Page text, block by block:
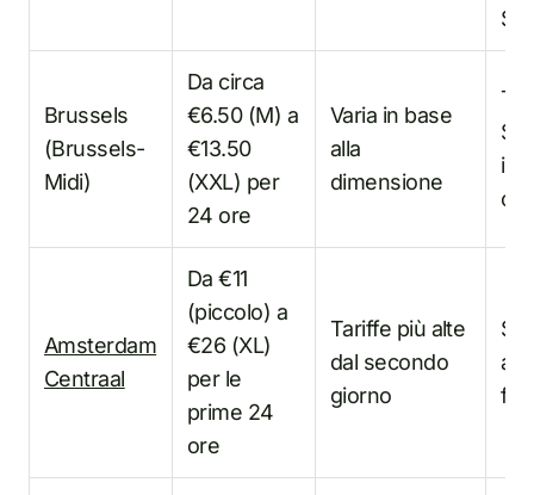
Brussels
(Brussels-
Midi)
Da circa
€6.50 (M) a
€13.50
(XXL) per
24 ore
Varia in base
alla
dimensione
in
Amsterdam
Centraal
Da €11
(piccolo) a
€26 (XL)
per le
prime 24
ore
Tariffe più alte
dal secondo
giorno